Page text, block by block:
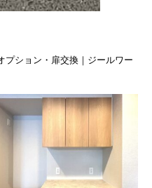
プション・扉交換｜ジールワー